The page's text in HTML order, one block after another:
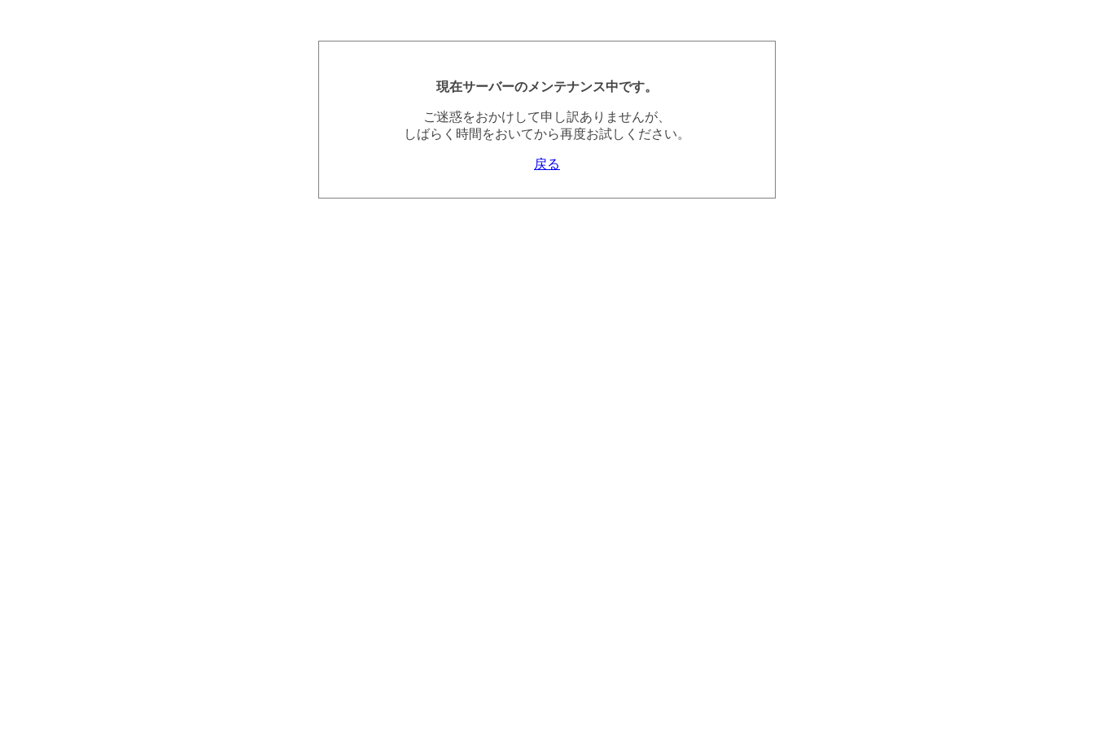
現在サーバーのメンテナンス中です。
ご迷惑をおかけして申し訳ありませんが、
しばらく時間をおいてから再度お試しください。
戻る